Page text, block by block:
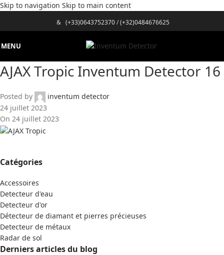
Skip to navigation Skip to main content
& (+33)0643752370/(+32)0484676625
MENU
AJAX Tropic Inventum Detector 16
Posted by
inventum detector
24 juillet 2023
On 24 juillet 2023
Catégories
Accessoires
Detecteur d'eau
Detecteur d'or
Détecteur de diamant et pierres précieuses
Detecteur de métaux
Radar de sol
Derniers articles du blog